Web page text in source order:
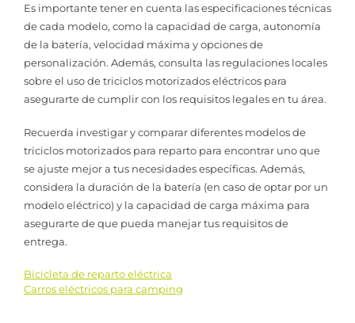
Es importante tener en cuenta las especificaciones técnicas
de cada modelo, como la capacidad de carga, autonomía
de la batería, velocidad máxima y opciones de
personalización. Además, consulta las regulaciones locales
sobre el uso de triciclos motorizados eléctricos para
asegurarte de cumplir con los requisitos legales en tu área.
Recuerda investigar y comparar diferentes modelos de
triciclos motorizados para reparto para encontrar uno que
se ajuste mejor a tus necesidades específicas. Además,
considera la duración de la batería (en caso de optar por un
modelo eléctrico) y la capacidad de carga máxima para
asegurarte de que pueda manejar tus requisitos de
entrega.
Navegación
Bicicleta de reparto eléctrica
Carros eléctricos para camping